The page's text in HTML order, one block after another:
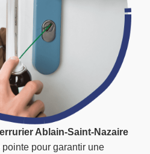
Ablain-Saint-Nazaire
pour garantir une